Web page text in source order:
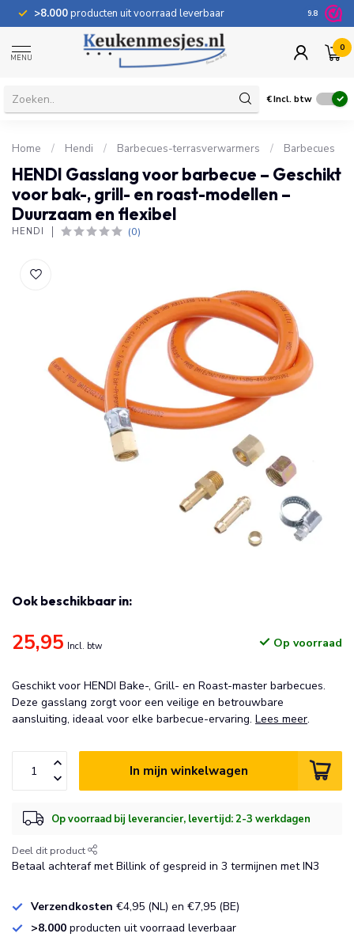
>8.000producten uit voorraad leverbaar 100
9.8
MENU
0
€Incl. btw
Home / Hendi / Barbecues-terrasverwarmers / Barbecues
HENDI Gasslang voor barbecue – Geschikt
voor bak-, grill- en roast-modellen –
Duurzaam en flexibel
HENDI (0)
Ook beschikbaar in:
25,95 Incl. btw Op voorraad
Geschikt voor HENDI Bake-, Grill- en Roast-master barbecues.
Deze gasslang zorgt voor een veilige en betrouwbare
aansluiting, ideaal voor elke barbecue-ervaring. Lees meer.
In mijn winkelwagen
Op voorraad bij leverancier, levertijd: 2-3 werkdagen
Deel dit product
Betaal achteraf met Billink of gespreid in 3 termijnen met IN3
Verzendkosten €4,95 (NL) en €7,95 (BE)
>8.000 producten uit voorraad leverbaar